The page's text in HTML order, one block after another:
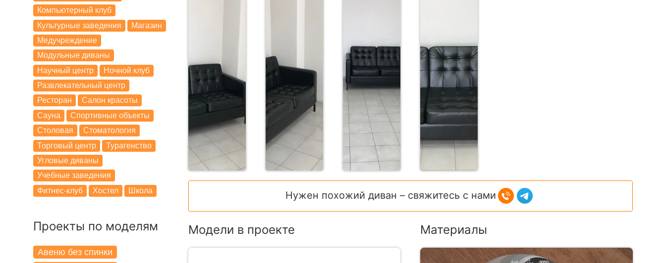
Компьютерный клуб
Культурные заведения
Магазин
Медучреждение
Модульные диваны
Научный центр
Ночной клуб
Развлекательный центр
Ресторан
Салон красоты
Сауна
Спортивные объекты
Столовая
Стоматология
Торговый центр
Турагенство
Угловые диваны
Учебные заведения
Фитнес-клуб
Хостел Школа
Проекты по моделям
Авеню без спинки
Нужен похожий диван – свяжитесь с нами
Модели в проекте Материалы